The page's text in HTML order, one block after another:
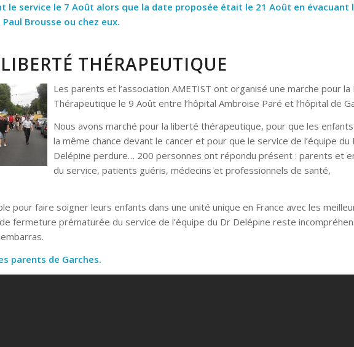
le service le 7 Août alors que la date proposée était le 21 Août en évacuant
Brousse ou chez eux.
THÉRAPEUTIQUE
Les parents et l’association AMETIST ont organisé une marche pour
Thérapeutique le 9 Août entre l’hôpital Ambroise Paré et l’hôpital de
Nous avons marché pour la liberté thérapeutique, pour que les
la même chance devant le cancer et pour que le service de l’équipe du
Delépine perdure… 200 personnes ont répondu présent : parents et
du service, patients guéris, médecins et professionnels de santé,
pour faire soigner leurs enfants dans une unité unique en France avec les
fermeture prématurée du service de l’équipe du Dr Delépine reste
parents de Garches.